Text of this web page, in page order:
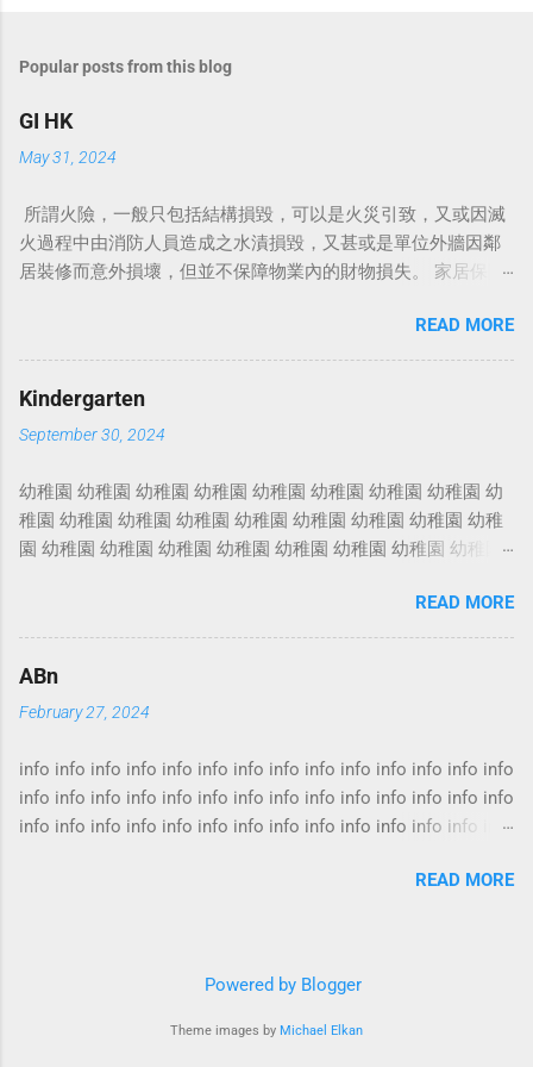
Popular posts from this blog
GI HK
May 31, 2024
所謂火險，一般只包括結構損毀，可以是火災引致，又或因滅
火過程中由消防人員造成之水漬損毀，又甚或是單位外牆因鄰
居裝修而意外損壞，但並不保障物業內的財物損失。 家居保險
邊間好 家居保險漏水 家居保險火險 村屋家居保險 家居裝修保
險 家居保險範圍 家居保險幾時買 例如颱風、閃電或爆竊等，
而且更會賠償因居所不能入住而導致的臨時居所費用。 銀行上
會時要求買的火險主要承保建築樓宇結構，即是天花、地板、
窗台等損毀，家居財物及裝修等損失則不保。 另外，火災以外
險 家居保險推介 火險 火險報價 按揭火險 火險比較 火
險最平 火險保費 家居火險 火險價錢 樓宇火險 火災險
火災保險 樓宇結構保險 投保火險需要什麼資料 若然家中發
大堂水浸，升降機亦損毀。 事面上的涉及物業的保險林林總
總，包括火險、裝修保險，家居保險等。一般讀者都會有相同
疑問：家居保險是否「全保」? 還否只保火災? 其實保險條款每
清楚，本身希望得到甚麼保障。 火險一定要買 火險按揭 火
險家居保險 火險保額 居屋火險 火險賠償計算 家居保險火
險 家居保險邊間好 家居保險漏水 火險家居保險 家居保險
比較 家居保險租客 家居保險第三者責任保險 事實上，涉及
業主要面對的，除了屋內財物損毀之餘，還有機會被業主立案
READ MORE
Kindergarten
September 30, 2024
幼稚園 幼稚園 幼稚園 幼稚園 幼稚園 幼稚園 幼稚園 幼稚園 幼
稚園 幼稚園 幼稚園 幼稚園 幼稚園 幼稚園 幼稚園 幼稚園 幼稚
園 幼稚園 幼稚園 幼稚園 幼稚園 幼稚園 幼稚園 幼稚園 幼稚園
稚園 幼稚園 幼稚園 幼稚園 幼稚園 幼稚園 幼稚園 幼稚園 幼稚
園 幼稚園 幼稚園 幼稚園 幼稚園 幼稚園 幼稚園 幼稚園 幼稚園
園 幼稚園 幼稚園 幼稚園 幼稚園 幼稚園 幼稚園 幼稚園 幼稚園
稚園 幼稚園 幼稚園 幼稚園 幼稚園 幼稚園
READ MORE
ABn
February 27, 2024
info info info info info info info info info info info info info info
info info info info info info info info info info info info info info
info info info info info info info info info info info info info info
info info info info info info info info info info info info info info
info info info info info info info info info info info info info info
info info info info info info info info info info info info info info
READ MORE
Powered by Blogger
Theme images by Michael Elkan